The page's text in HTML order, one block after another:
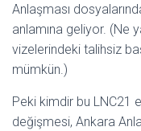
Anlaşması
anlamına geliyor. (Ne
vizelerindeki talihsiz
mümkün.)
Peki kimdir bu LNC21
değişmesi, Ankara